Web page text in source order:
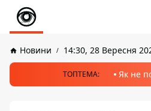
Новини 14:30, 28 Вересня
ТОПТЕМА: Як не